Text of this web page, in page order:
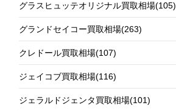
グラスヒュッテオリジナル買取相場(105)
グランドセイコー買取相場(263)
クレドール買取相場(107)
ジェイコブ買取相場(116)
ジェラルドジェンタ買取相場(101)